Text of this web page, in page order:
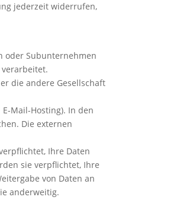
jederzeit widerrufen,
oder Subunternehmen
die andere Gesellschaft
Mail-Hosting). In den
Die externen
Ihre Daten
sie verpflichtet, Ihre
von Daten an
anderweitig.